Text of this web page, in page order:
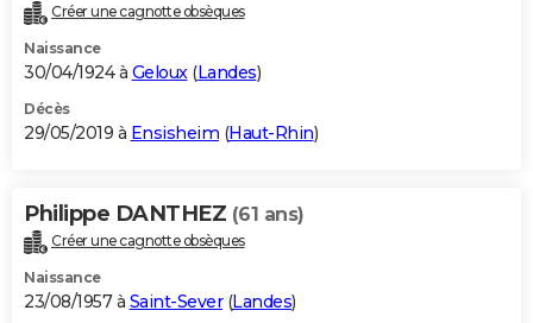
Créer une cagnotte obsèques
Naissance
30/04/1924 à Geloux(Landes)
Décès
29/05/2019 à Ensisheim (Haut-Rhin)
Philippe DANTHEZ (61 ans)
Créer une cagnotte obsèques
Naissance
23/08/1957 à Saint-Sever(Landes)